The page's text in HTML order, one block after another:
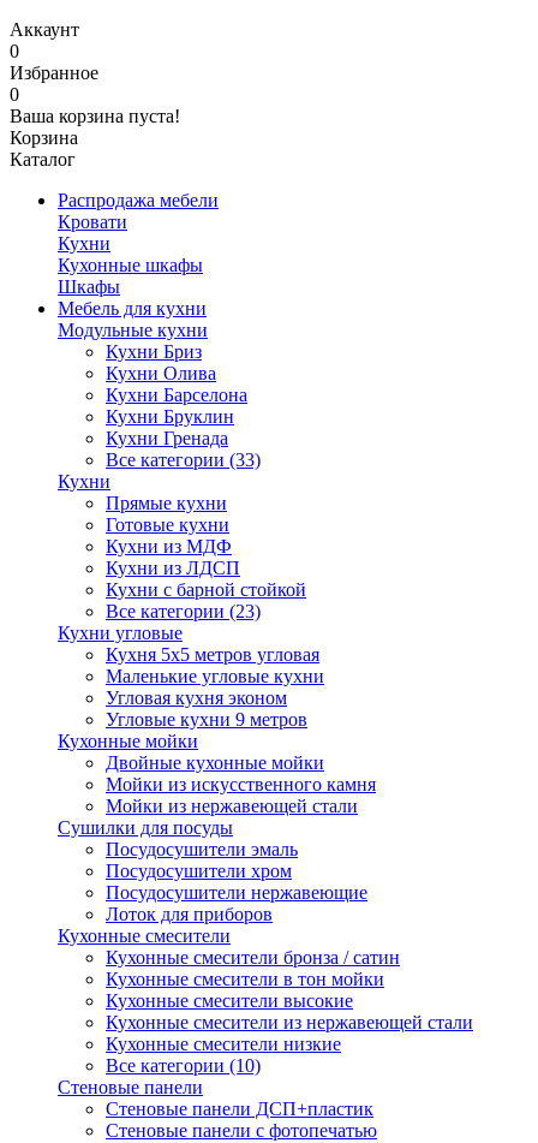
Аккаунт
0
Избранное
0
Ваша корзина пуста!
Корзина
Каталог
Распродажа мебели
Кровати
Кухни
Кухонные шкафы
Шкафы
Мебель для кухни
Модульные кухни
Кухни Бриз
Кухни Олива
Кухни Барселона
Кухни Бруклин
Кухни Гренада
Все категории (33)
Кухни
Прямые кухни
Готовые кухни
Кухни из МДФ
Кухни из ЛДСП
Кухни с барной стойкой
Все категории (23)
Кухни угловые
Кухня 5х5 метров угловая
Маленькие угловые кухни
Угловая кухня эконом
Угловые кухни 9 метров
Кухонные мойки
Двойные кухонные мойки
Мойки из искусственного камня
Мойки из нержавеющей стали
Сушилки для посуды
Посудосушители эмаль
Посудосушители хром
Посудосушители нержавеющие
Лоток для приборов
Кухонные смесители
Кухонные смесители бронза / сатин
Кухонные смесители в тон мойки
Кухонные смесители высокие
Кухонные смесители из нержавеющей стали
Кухонные смесители низкие
Все категории (10)
Стеновые панели
Стеновые панели ДСП+пластик
Стеновые панели с фотопечатью